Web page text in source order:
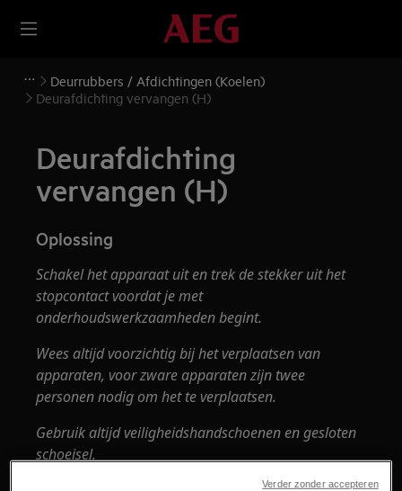
Deurrubbers / Afdichtingen (Koelen)
Deurafdichting vervangen (H)
Deurafdichting
vervangen (H)
Oplossing
Schakel het apparaat uit en trek de stekker uit het
stopcontact voordat je met
onderhoudswerkzaamheden begint.
Wees altijd voorzichtig bij het verplaatsen van
apparaten, voor zware apparaten zijn twee
personen nodig om het te verplaatsen.
Gebruik altijd veiligheidshandschoenen en gesloten
schoeisel.
Verder zonder accepteren